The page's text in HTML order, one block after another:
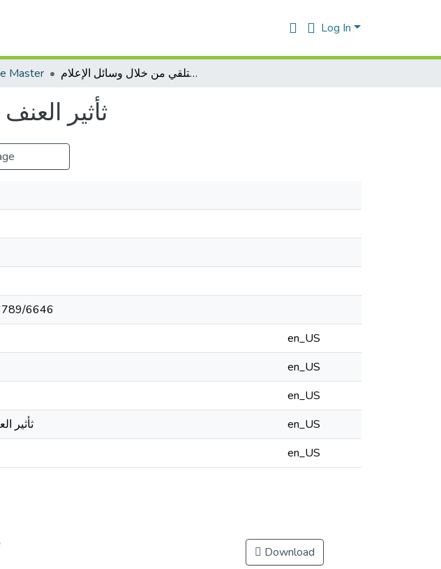
Log In
Master ثأثیر العنف اللغوي على المتلقي من خلال وسائل الإعلام
ثأثیر
6646
en_US
en_US
en_US
ثأثیر
en_US
en_US
Download